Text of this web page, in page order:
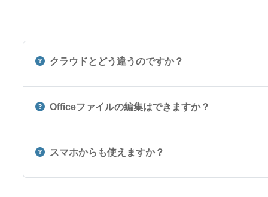
クラウドとどう違うのですか？
Officeファイルの編集はできますか？
スマホからも使えますか？